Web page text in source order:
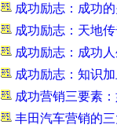
成功励志：成功
成功励志：天地
成功励志：成功
成功励志：知识
成功营销三要素
丰田汽车营销的